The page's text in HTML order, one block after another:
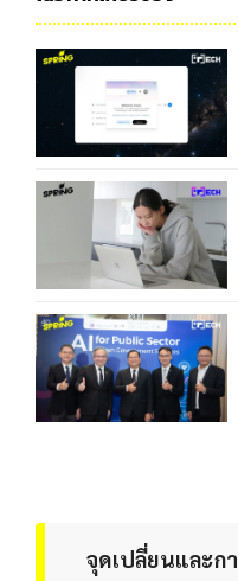
จุดเปลี่ยนและก